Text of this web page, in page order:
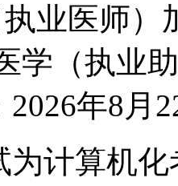
业医师）
学（执业
2026年8
为计算机